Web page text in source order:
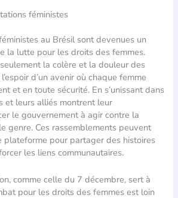
féministes
au Brésil sont devenues un
la lutte pour les droits des femmes.
la colère et la douleur des
d’un avenir où chaque femme
et en toute sécurité. En s’unissant dans
et leurs alliés montrent leur
le gouvernement à agir contre la
genre. Ces rassemblements peuvent
plateforme pour partager des histoires
les liens communautaires.
comme celle du 7 décembre, sert à
pour les droits des femmes est loin